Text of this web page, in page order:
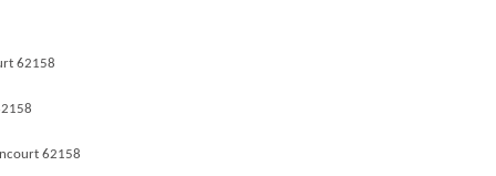
62158
62158